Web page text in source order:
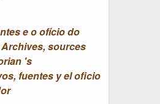
e o ofício do
Archives, sources
's
fuentes y el oficio